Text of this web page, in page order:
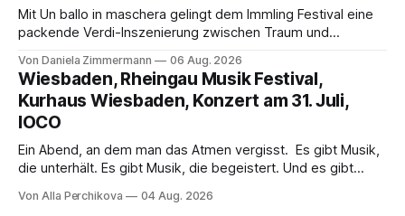
Mit Un ballo in maschera gelingt dem Immling Festival eine
packende Verdi-Inszenierung zwischen Traum und
psychologische Tiefe mit starken Bildern, getragen von
einem spielfreudigen Ensemble und einer musikalisch
überzeugenden Gesamtleistung.
Von Daniela Zimmermann 06 Aug. 2026
Wiesbaden, Rheingau Musik Festival,
Kurhaus Wiesbaden, Konzert am 31. Juli,
IOCO
Ein Abend, an dem man das Atmen vergisst. Es gibt Musik,
die unterhält. Es gibt Musik, die begeistert. Und es gibt
Genau so war der Abend im Kurhaus Wiesbaden, an dem
Von Alla Perchikova 04 Aug. 2026